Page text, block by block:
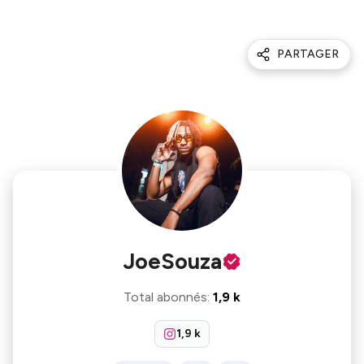
PARTAGER
JoeSouza
Total abonnés: 1,9 k
1,9 k